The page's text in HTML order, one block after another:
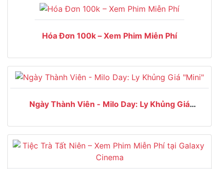
Hóa Đơn 100k – Xem Phim Miễn Phí
Ngày Thành Viên - Milo Day: Ly Khủng Giá